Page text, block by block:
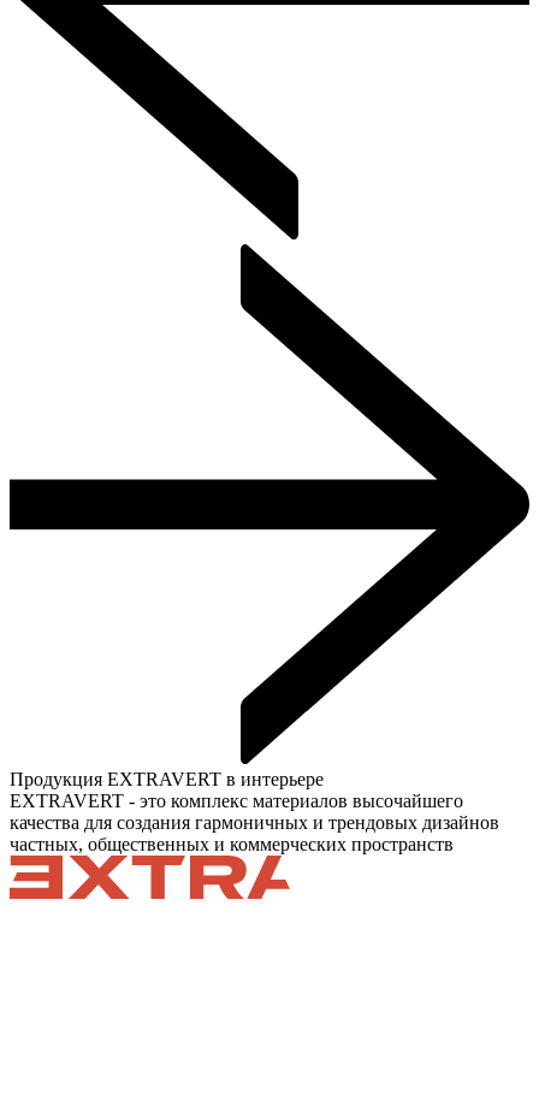
Продукция EXTRAVERT в интерьере
EXTRAVERT - это комплекс материалов высочайшего
качества для создания гармоничных и трендовых дизайнов
частных, общественных и коммерческих пространств